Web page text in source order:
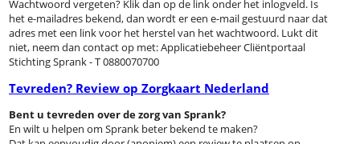
Wachtwoord vergeten? Klik dan op de link onder het inlogveld. Is
het e-mailadres bekend, dan wordt er een e-mail gestuurd naar dat
adres met een link voor het herstel van het wachtwoord. Lukt dit
niet, neem dan contact op met: Applicatiebeheer Cliëntportaal
Stichting Sprank - T 0880070700
Tevreden? Review op Zorgkaart Nederland
Bent u tevreden over de zorg van Sprank?
En wilt u helpen om Sprank beter bekend te maken?